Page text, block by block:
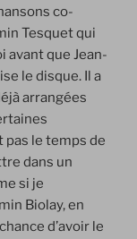
co-
Tesquet qui
avant que Jean-
le disque. Il a
arrangées
pas le temps de
dans un
si je
Biolay, en
d’avoir le